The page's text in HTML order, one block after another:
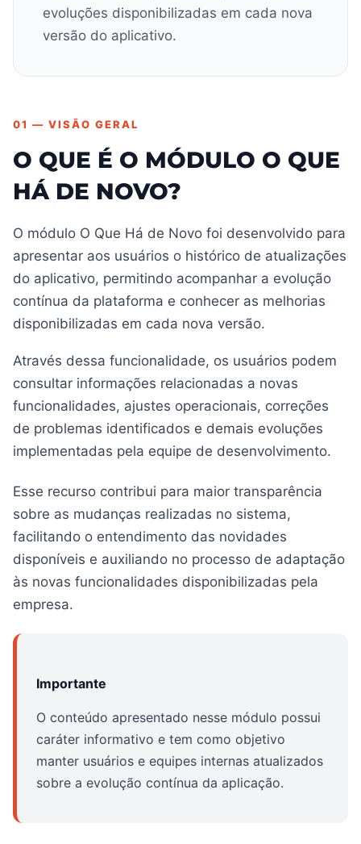
evoluções disponibilizadas em cada nova
versão do aplicativo.
01 — VISÃO GERAL
O QUE É O MÓDULO O QUE
HÁ DE NOVO?
O módulo O Que Há de Novo foi desenvolvido para
apresentar aos usuários o histórico de atualizações
do aplicativo, permitindo acompanhar a evolução
contínua da plataforma e conhecer as melhorias
disponibilizadas em cada nova versão.
Através dessa funcionalidade, os usuários podem
consultar informações relacionadas a novas
funcionalidades, ajustes operacionais, correções
de problemas identificados e demais evoluções
implementadas pela equipe de desenvolvimento.
Esse recurso contribui para maior transparência
sobre as mudanças realizadas no sistema,
facilitando o entendimento das novidades
disponíveis e auxiliando no processo de adaptação
às novas funcionalidades disponibilizadas pela
empresa.
Importante
O conteúdo apresentado nesse módulo possui
caráter informativo e tem como objetivo
manter usuários e equipes internas atualizados
sobre a evolução contínua da aplicação.